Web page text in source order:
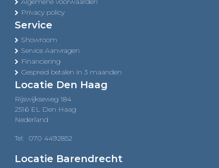
Privacy policy
Service
Showroom
Service Aanvragen
Financiering
Gespreid betalen in 3 maanden
Locatie Den Haag
Rijswijkseweg 184
2516 EL Den Haag
Nederland
Tel: 070 4492852
Locatie Barendrecht